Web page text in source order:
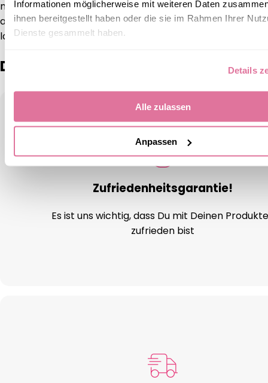
Informationen möglicherweise mit weiteren Daten
ihnen bereitgestellt haben oder die sie im Rahmen Ihrer
Dienste gesammelt haben.
Details
Alle zulassen
Anpassen
möchtet, könnt ihr sie auf einem Stück Backpapier oder
auf dem mitgeschickten Trägerpapier aufbewahren, so
lange, bis ihr sie wieder verwenden möchtet.
Das sagen unsere Kunden:
Zufriedenheitsgarantie!
Es ist uns wichtig, dass Du mit Deinen
zufrieden bist